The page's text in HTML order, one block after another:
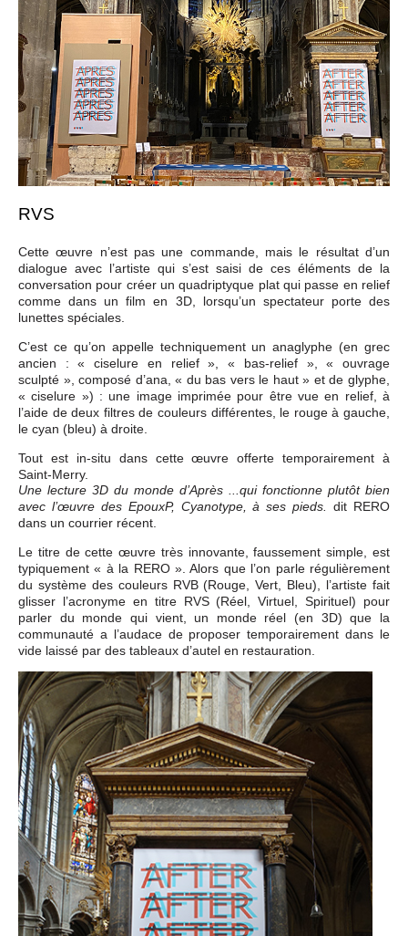
RVS
Cette œuvre n’est pas une commande, mais le résultat d’un
dialogue avec l’artiste qui s’est saisi de ces éléments de la
conversation pour créer un quadriptyque plat qui passe en relief
comme dans un film en 3D, lorsqu’un spectateur porte des
lunettes spéciales.
C’est ce qu’on appelle techniquement un anaglyphe (en grec
ancien : « ciselure en relief », « bas-relief », « ouvrage
sculpté », composé d’ana, « du bas vers le haut » et de glyphe,
« ciselure ») : une image imprimée pour être vue en relief, à
l’aide de deux filtres de couleurs différentes, le rouge à gauche,
le cyan (bleu) à droite.
Tout est in-situ dans cette œuvre offerte temporairement à
Saint-Merry.
Une lecture 3D du monde d’Après ...qui fonctionne plutôt bien
avec l’œuvre des EpouxP, Cyanotype, à ses pieds.dit RERO
dans un courrier récent.
Le titre de cette œuvre très innovante, faussement simple, est
typiquement « à la RERO ». Alors que l’on parle régulièrement
du système des couleurs RVB (Rouge, Vert, Bleu), l’artiste fait
glisser l’acronyme en titre RVS (Réel, Virtuel, Spirituel) pour
parler du monde qui vient, un monde réel (en 3D) que la
communauté a l’audace de proposer temporairement dans le
vide laissé par des tableaux d’autel en restauration.